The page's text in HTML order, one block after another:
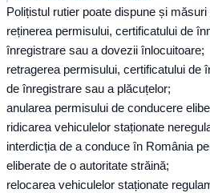
Polițistul rutier poate dispune și
reținerea permisului, certificatului de
înregistrare sau a dovezii înlocuitoare;
retragerea permisului, certificatului de
de înregistrare sau a plăcuțelor;
anularea permisului de conducere
ridicarea vehiculelor staționate
interdicția de a conduce în România
eliberate de o autoritate străină;
relocarea vehiculelor staționate